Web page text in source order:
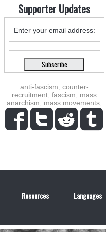
Supporter Updates
Enter your email address:
anti-fascism counter-
recruitment fascism
mass
anarchism
mass movements
Resources Languages